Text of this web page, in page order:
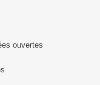
ouvertes